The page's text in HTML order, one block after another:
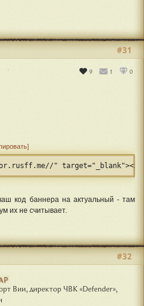
9 1 0
#31
"
код баннера на актуальный - там
их не считывает.
Вии, директор ЧВК «Defender»,
#32